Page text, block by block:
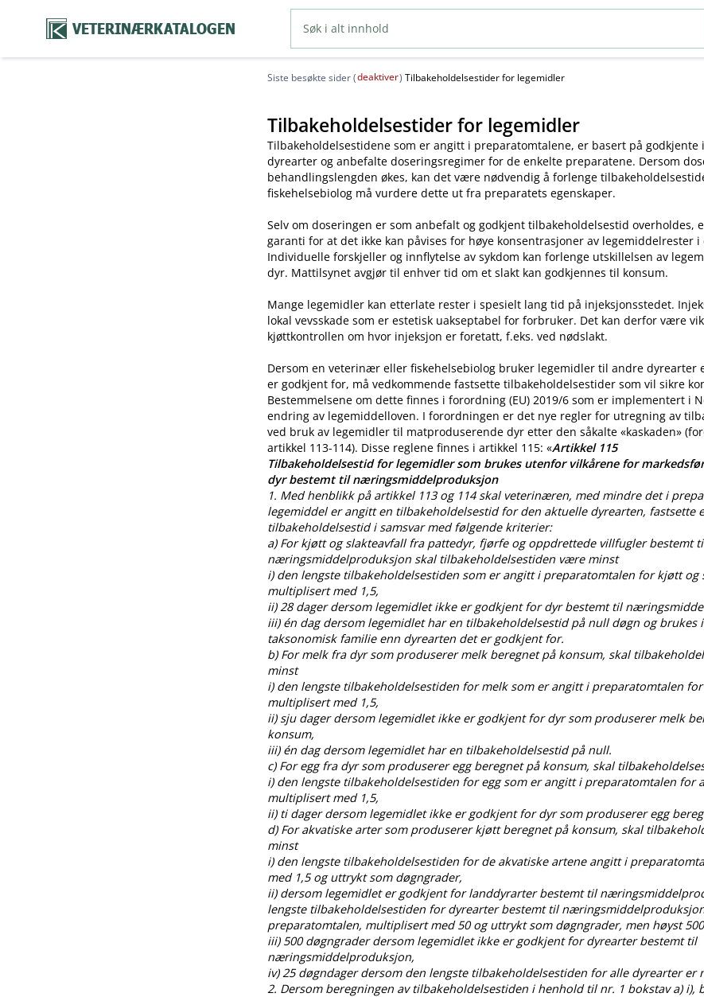
VETERINÆRKATALOGEN
Siste besøkte sider (deaktiver) Tilbakeholdelsestider for legemidler
Tilbakeholdelsestider for legemidler
Tilbakeholdelsestidene som er angitt i preparatomtalene, er basert på godkjente
dyrearter og anbefalte doseringsregimer for de enkelte preparatene. Dersom
behandlingslengden økes, kan det være nødvendig å forlenge
fiskehelsebiolog må vurdere dette ut fra preparatets egenskaper.
Selv om doseringen er som anbefalt og godkjent tilbakeholdelsestid overholdes,
garanti for at det ikke kan påvises for høye konsentrasjoner av legemiddelrester
Individuelle forskjeller og innflytelse av sykdom kan forlenge utskillelsen av
dyr. Mattilsynet avgjør til enhver tid om et slakt kan godkjennes til konsum.
Mange legemidler kan etterlate rester i spesielt lang tid på injeksjonsstedet.
lokal vevsskade som er estetisk uakseptabel for forbruker. Det kan derfor være
kjøttkontrollen om hvor injeksjon er foretatt, f.eks. ved nødslakt.
Dersom en veterinær eller fiskehelsebiolog bruker legemidler til andre dyrearter
er godkjent for, må vedkommende fastsette tilbakeholdelsestider som vil sikre
Bestemmelsene om dette finnes i forordning (EU) 2019/6 som er implementert i
endring av legemiddelloven. I forordningen er det nye regler for utregning av
ved bruk av legemidler til matproduserende dyr etter den såkalte «kaskaden»
artikkel 113-114). Disse reglene finnes i artikkel 115: «Artikkel 115
Tilbakeholdelsestid for legemidler som brukes utenfor vilkårene for
dyr bestemt til næringsmiddelproduksjon
1. Med henblikk på artikkel 113 og 114 skal veterinæren, med mindre det i
legemiddel er angitt en tilbakeholdelsestid for den aktuelle dyrearten, fastsette
tilbakeholdelsestid i samsvar med følgende kriterier:
a) For kjøtt og slakteavfall fra pattedyr, fjørfe og oppdrettede villfugler bestemt
næringsmiddelproduksjon skal tilbakeholdelsestiden være minst
i) den lengste tilbakeholdelsestiden som er angitt i preparatomtalen for kjøtt og
multiplisert med 1,5,
ii) 28 dager dersom legemidlet ikke er godkjent for dyr bestemt til
iii) én dag dersom legemidlet har en tilbakeholdelsestid på null døgn og brukes
taksonomisk familie enn dyrearten det er godkjent for.
b) For melk fra dyr som produserer melk beregnet på konsum, skal
minst
i) den lengste tilbakeholdelsestiden for melk som er angitt i preparatomtalen
multiplisert med 1,5,
ii) sju dager dersom legemidlet ikke er godkjent for dyr som produserer melk
konsum,
iii) én dag dersom legemidlet har en tilbakeholdelsestid på null.
c) For egg fra dyr som produserer egg beregnet på konsum, skal
i) den lengste tilbakeholdelsestiden for egg som er angitt i preparatomtalen for
multiplisert med 1,5,
ii) ti dager dersom legemidlet ikke er godkjent for dyr som produserer egg
d) For akvatiske arter som produserer kjøtt beregnet på konsum, skal
minst
i) den lengste tilbakeholdelsestiden for de akvatiske artene angitt i
med 1,5 og uttrykt som døgngrader,
ii) dersom legemidlet er godkjent for landdyrarter bestemt til
lengste tilbakeholdelsestiden for dyrearter bestemt til
preparatomtalen, multiplisert med 50 og uttrykt som døgngrader, men høyst
iii) 500 døgngrader dersom legemidlet ikke er godkjent for dyrearter bestemt til
næringsmiddelproduksjon,
iv) 25 døgndager dersom den lengste tilbakeholdelsestiden for alle dyrearter er
2. Dersom beregningen av tilbakeholdelsestiden i henhold til nr. 1 bokstav a) i),